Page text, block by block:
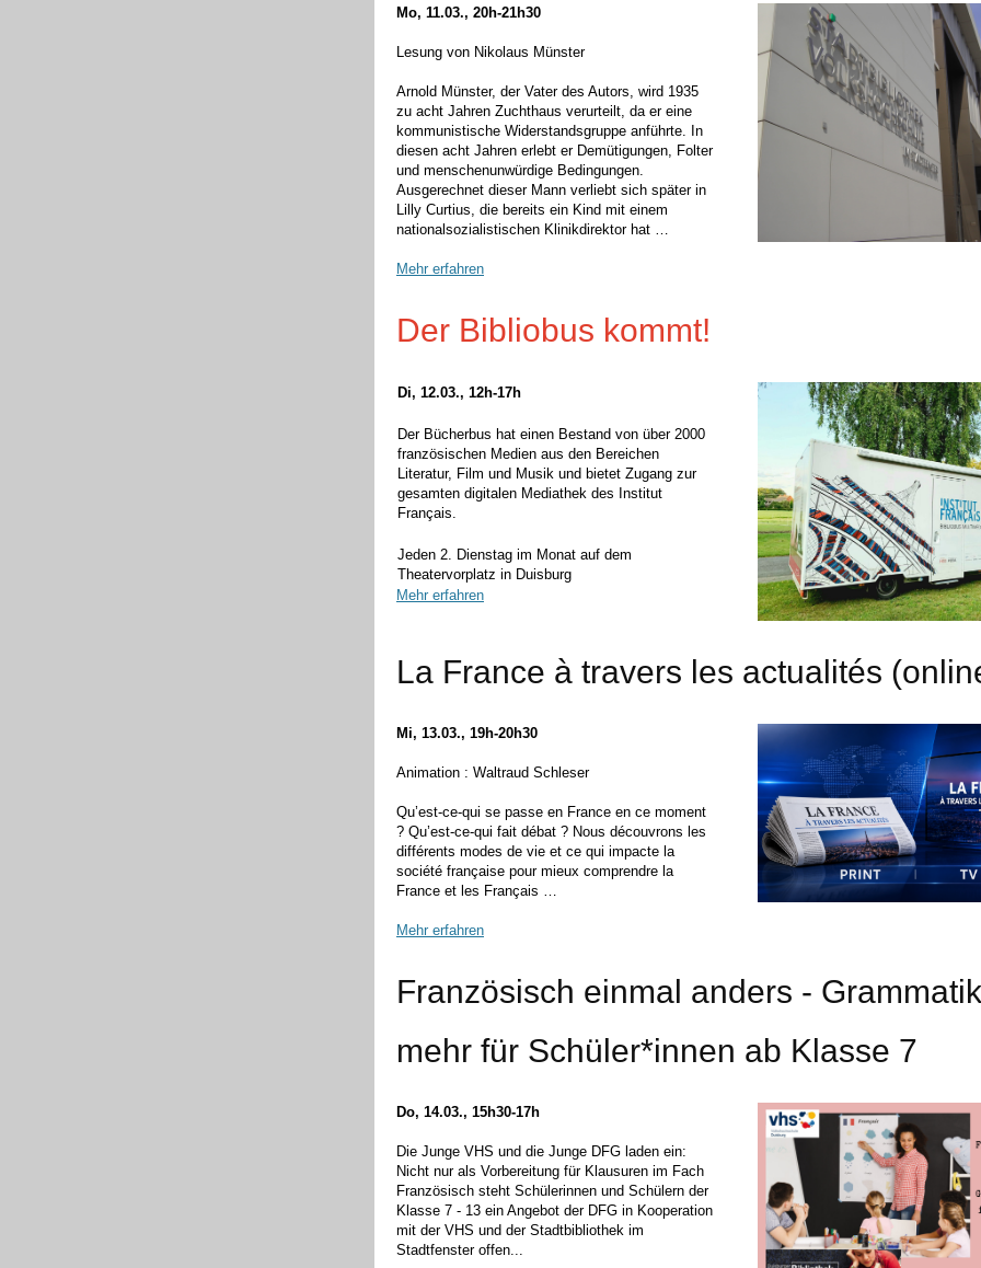
Mo, 11.03., 20h-21h30
Lesung von Nikolaus Münster
Arnold Münster, der Vater des Autors, wird 1935
zu acht Jahren Zuchthaus verurteilt, da er eine
kommunistische Widerstandsgruppe anführte. In
diesen acht Jahren erlebt er Demütigungen, Folter
und menschenunwürdige Bedingungen.
Ausgerechnet dieser Mann verliebt sich später in
Lilly Curtius, die bereits ein Kind mit einem
nationalsozialistischen Klinikdirektor hat …
Mehr erfahren
Der Bibliobus kommt!
Di, 12.03., 12h-17h
Der Bücherbus hat einen Bestand von über 2000
französischen Medien aus den Bereichen
Literatur, Film und Musik und bietet Zugang zur
gesamten digitalen Mediathek des Institut
Français.
Jeden 2. Dienstag im Monat auf dem
Theatervorplatz in Duisburg
Mehr erfahren
La France à travers les actualités
Mi, 13.03., 19h-20h30
Animation : Waltraud Schleser
Qu’est-ce-qui se passe en France en ce moment
? Qu’est-ce-qui fait débat ? Nous découvrons les
différents modes de vie et ce qui impacte la
société française pour mieux comprendre la
France et les Français …
Mehr erfahren
Französisch einmal anders -
mehr für Schüler*innen ab Klasse 7
Do, 14.03., 15h30-17h
Die Junge VHS und die Junge DFG laden ein:
Nicht nur als Vorbereitung für Klausuren im Fach
Französisch steht Schülerinnen und Schülern der
Klasse 7 - 13 ein Angebot der DFG in Kooperation
mit der VHS und der Stadtbibliothek im
Stadtfenster offen...